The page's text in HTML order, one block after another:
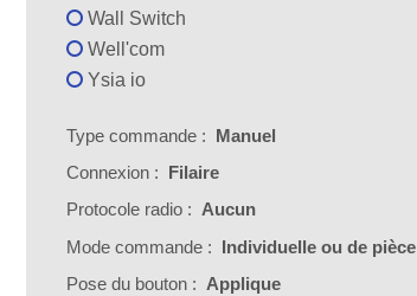
Wall Switch
Well'com
Ysia io
Type commande : Manuel
Connexion : Filaire
Protocole radio : Aucun
Mode commande : Individuelle ou de pièce
Pose du bouton : Applique